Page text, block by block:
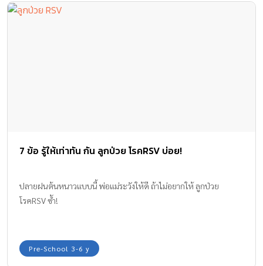
7 ข้อ รู้ให้เท่าทัน กัน ลูกป่วย โรคRSV บ่อย!
ปลายฝนต้นหนาวแบบนี้ พ่อแม่ระวังให้ดี ถ้าไม่อยากให้ ลูกป่วย
โรคRSV ซ้ำ!
Pre-School 3-6 y